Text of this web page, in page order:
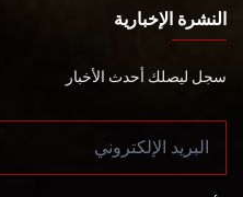
النشرة الإخبارية
سجل ليصلك أحدث الأخبار